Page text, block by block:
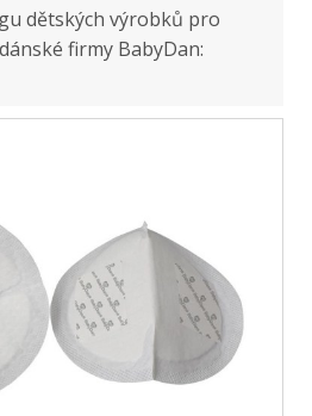
dětských výrobků pro
firmy BabyDan: